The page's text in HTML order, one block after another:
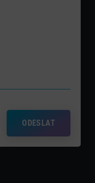
ODESLAT